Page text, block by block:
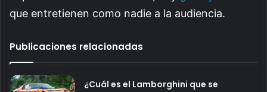
que entretienen como nadie a la audiencia.
Publicaciones relacionadas
¿Cuál es el Lamborghini que se